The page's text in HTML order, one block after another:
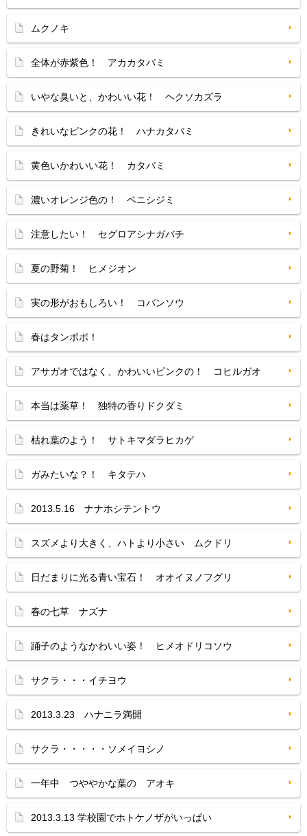
ムクノキ
全体が赤紫色！ アカカタバミ
いやな臭いと、かわいい花！ ヘクソカズラ
きれいなピンクの花！ ハナカタバミ
黄色いかわいい花！ カタバミ
濃いオレンジ色の！ ベニシジミ
注意したい！ セグロアシナガバチ
夏の野菊！ ヒメジオン
実の形がおもしろい！ コバンソウ
春はタンポポ！
アサガオではなく、かわいいピンクの！ コヒルガオ
本当は薬草！ 独特の香りドクダミ
枯れ葉のよう！ サトキマダラヒカゲ
ガみたいな？！ キタテハ
2013.5.16 ナナホシテントウ
スズメより大きく、ハトより小さい ムクドリ
日だまりに光る青い宝石！ オオイヌノフグリ
春の七草 ナズナ
踊子のようなかわいい姿！ ヒメオドリコソウ
サクラ・・・イチヨウ
2013.3.23 ハナニラ満開
サクラ・・・・・ソメイヨシノ
一年中 つややかな葉の アオキ
2013.3.13 学校園でホトケノザがいっぱい